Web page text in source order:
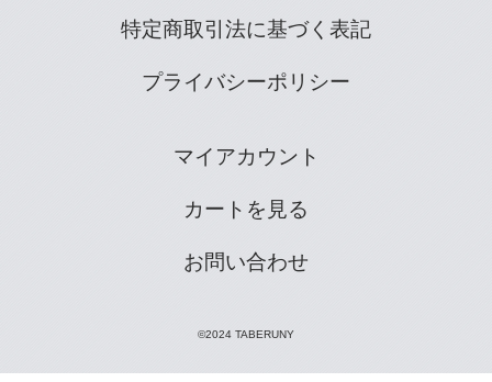
特定商取引法に基づく表記
プライバシーポリシー
マイアカウント
カートを見る
お問い合わせ
©2024 TABERUNY